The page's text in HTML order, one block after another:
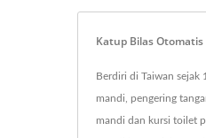
Katup Bilas
Berdiri di Taiwan sejak
mandi, pengering
mandi dan kursi toilet